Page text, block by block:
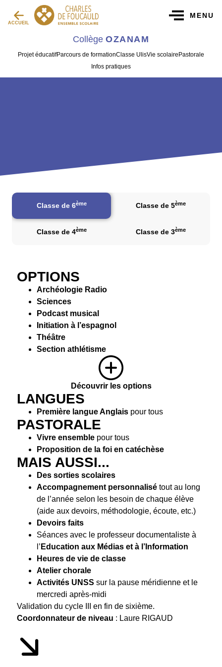
ACCUEIL
MENU
Collège OZANAM
Projet éducatifParcours de formationClasse UlisVie scolaire Pastorale
Infos pratiques
Classe de 6ème Classe de 5ème
Classe de 4ème Classe de 3ème
OPTIONS
Archéologie Radio
Sciences
Podcast musical
Initiation à l’espagnol
Théâtre
Section athlétisme
Découvrir les options
LANGUES
Première langue Anglais pour tous
PASTORALE
Vivre ensemble pour tous
Proposition de la foi en catéchèse
MAIS AUSSI...
Des sorties scolaires
Accompagnement personnalisé tout au long
de l’année selon les besoin de chaque élève
(aide aux devoirs, méthodologie, écoute, etc.)
Devoirs faits
Séances avec le professeur documentaliste à
l’ Education aux Médias et à l’Information
Heures de vie de classe
Atelier chorale
Activités UNSS sur la pause méridienne et le
mercredi après-midi
Validation du cycle III en fin de sixième.
Coordonnateur de niveau : Laure RIGAUD